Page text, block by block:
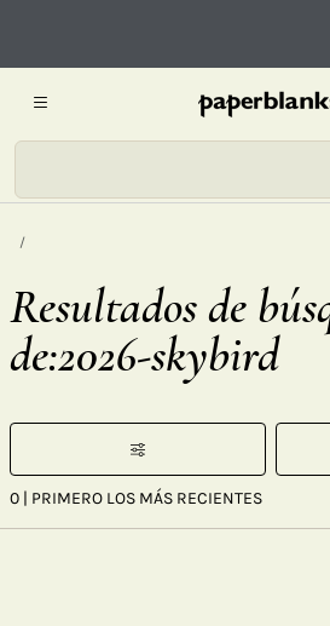
Resultados de
de:2026-skybird
0 | PRIMERO LOS MÁS RECIENTES